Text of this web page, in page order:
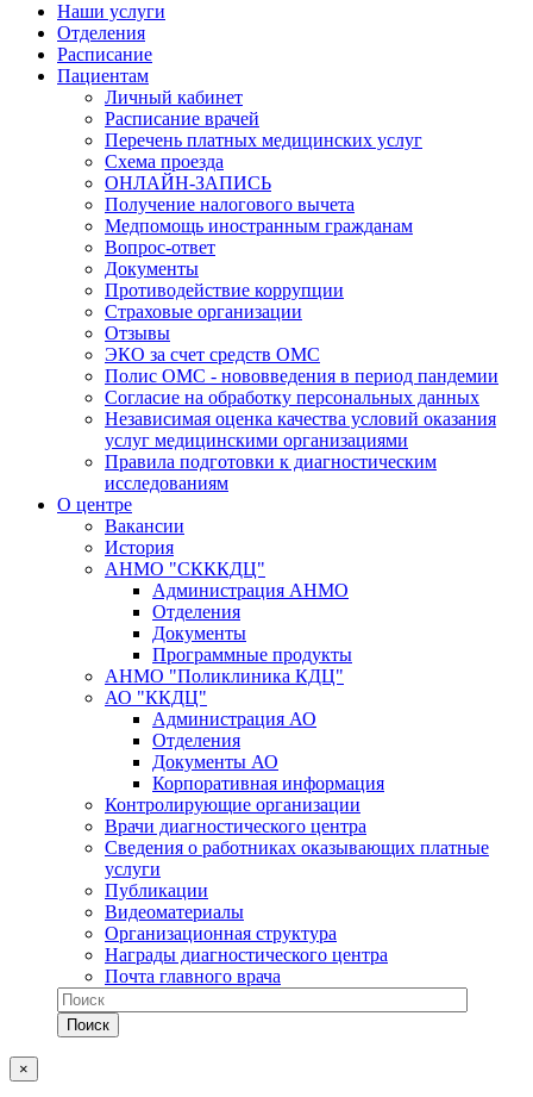
Наши услуги
Отделения
Расписание
Пациентам
Личный кабинет
Расписание врачей
Перечень платных медицинских услуг
Схема проезда
ОНЛАЙН-ЗАПИСЬ
Получение налогового вычета
Медпомощь иностранным гражданам
Вопрос-ответ
Документы
Противодействие коррупции
Страховые организации
Отзывы
ЭКО за счет средств ОМС
Полис ОМС - нововведения в период пандемии
Согласие на обработку персональных данных
Независимая оценка качества условий оказания
услуг медицинскими организациями
Правила подготовки к диагностическим
исследованиям
О центре
Вакансии
История
АНМО "СКККДЦ"
Администрация АНМО
Отделения
Документы
Программные продукты
АНМО "Поликлиника КДЦ"
АО "ККДЦ"
Администрация АО
Отделения
Документы АО
Корпоративная информация
Контролирующие организации
Врачи диагностического центра
Сведения о работниках оказывающих платные
услуги
Публикации
Видеоматериалы
Организационная структура
Награды диагностического центра
Почта главного врача
×